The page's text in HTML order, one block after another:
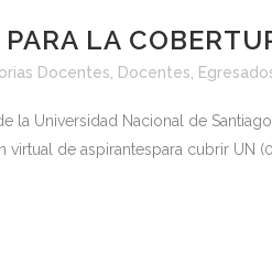
LA
Docentes, Docentes,
la Universidad Nacional de
virtual de aspirantespara cubrir UN